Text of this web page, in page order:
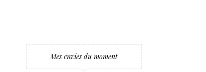
Mes envies du moment